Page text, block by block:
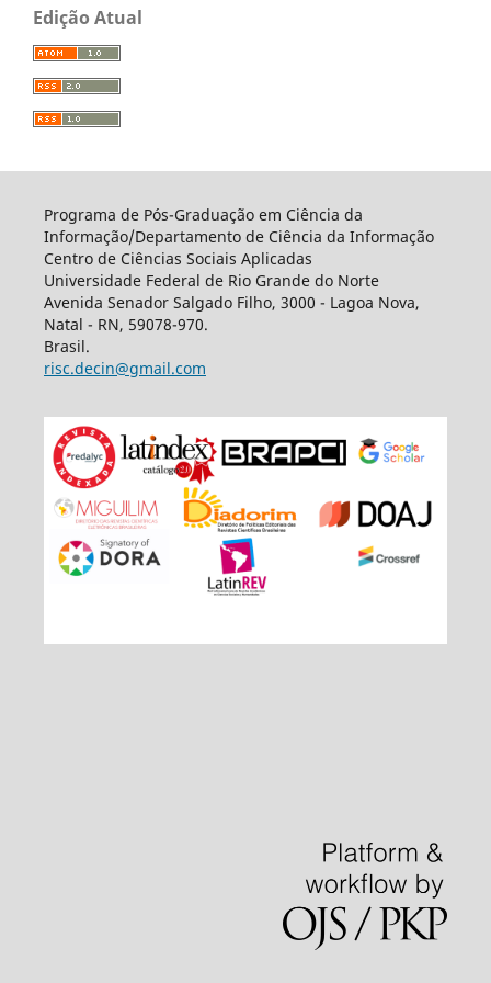
Edição Atual
Programa de Pós-Graduação em Ciência da
Informação/Departamento de Ciência da Informação
Centro de Ciências Sociais Aplicadas
Universidade Federal de Rio Grande do Norte
Avenida Senador Salgado Filho, 3000 - Lagoa Nova,
Natal - RN, 59078-970.
Brasil.
risc.decin@gmail.com